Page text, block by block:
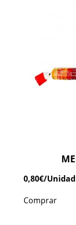
0,80€/Unidad
Comprar